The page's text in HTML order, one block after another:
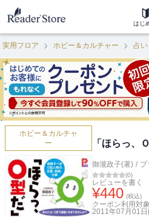
はじ
実用フロア ホビー＆カルチャー 占い
ホビー＆カルチャ
ー
「ほらっ、
御瀧政子(著) / プ
(0)
レビューを書く
¥440 (税込)
クーポン利用対
2011年07月01日